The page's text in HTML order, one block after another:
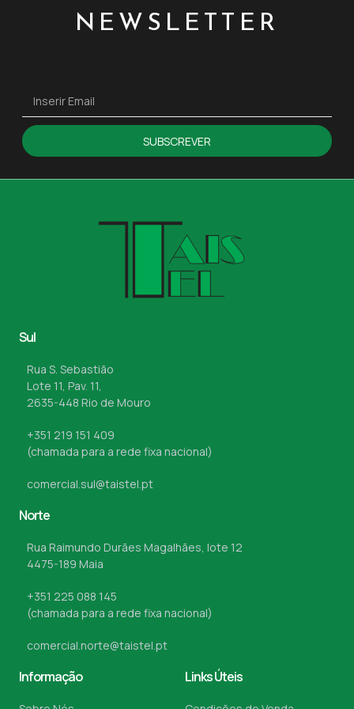
NEWSLETTER
SUBSCREVER
Sul
Rua S. Sebastião
Lote 11, Pav. 11,
2635-448 Rio de Mouro
+351 219 151 409
(chamada para a rede fixa nacional)
comercial.sul@taistel.pt
Norte
Rua Raimundo Durães Magalhães, lote 12
4475-189 Maia
+351 225 088 145
(chamada para a rede fixa nacional)
comercial.norte@taistel.pt
Informação Links Úteis